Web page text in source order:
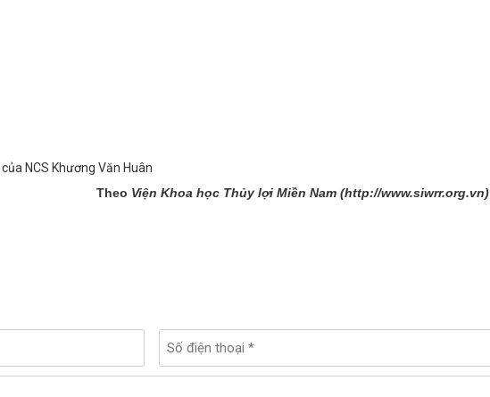
NCS Khương Văn Huân
Theo Viện Khoa học Thủy lợi Miền Nam (http://www.siwrr.org.vn)